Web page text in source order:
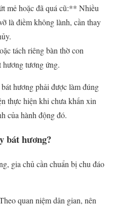
mẻ hoặc đã quá cũ:** Nhiều
là điềm không lành, cần thay
tách riêng bàn thờ con
tương ứng.
hương phải được làm đúng
thực hiện khi chưa khấn xin
của hành động đó.
bát hương?
gia chủ cần chuẩn bị chu đáo
quan niệm dân gian, nên